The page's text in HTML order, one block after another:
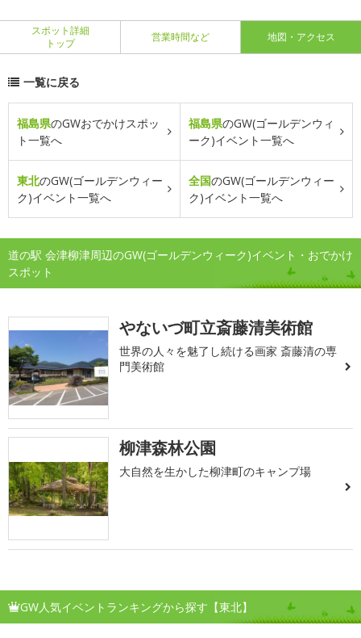
スポット詳細
トップ
営業時間など 地図・アクセス
一覧に戻る
福島県のGWおでかけスポッ
ト一覧へ
福島県のGW(ゴールデンウィ
ーク)イベント一覧へ
東北のGW(ゴールデンウィー
ク)イベント一覧へ
全国のGW(ゴールデンウィー
ク)イベント一覧へ
道の駅 会津柳津周辺のGW(ゴールデンウィーク)イベント・おでかけ
スポット
やないづ町立斎藤清美術館
世界の人々を魅了し続ける画家 斎藤清の専
門美術館
柳津森林公園
大自然を生かした柳津町のキャンプ場
GW人気イベントランキングから探す【東北】